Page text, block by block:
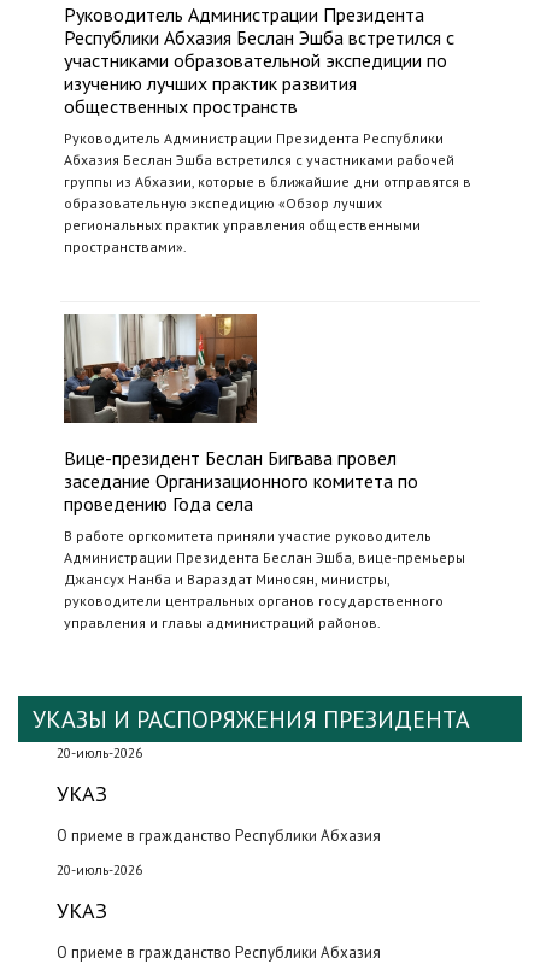
Руководитель Администрации Президента
Республики Абхазия Беслан Эшба встретился с
участниками образовательной экспедиции по
изучению лучших практик развития
общественных пространств
Руководитель Администрации Президента Республики
Абхазия Беслан Эшба встретился с участниками рабочей
группы из Абхазии, которые в ближайшие дни отправятся в
образовательную экспедицию «Обзор лучших
региональных практик управления общественными
пространствами».
Вице-президент Беслан Бигвава провел
заседание Организационного комитета по
проведению Года села
В работе оргкомитета приняли участие руководитель
Администрации Президента Беслан Эшба, вице-премьеры
Джансух Нанба и Вараздат Миносян, министры,
руководители центральных органов государственного
управления и главы администраций районов.
УКАЗЫ И РАСПОРЯЖЕНИЯ ПРЕЗИДЕНТА
20-июль-2026
УКАЗ
О приеме в гражданство Республики Абхазия
20-июль-2026
УКАЗ
О приеме в гражданство Республики Абхазия